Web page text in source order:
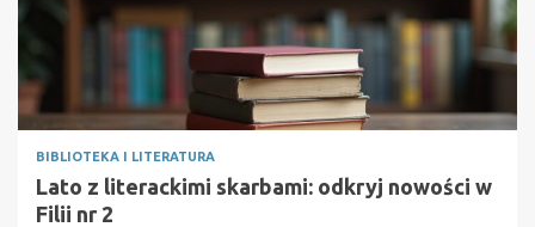
BIBLIOTEKA I LITERATURA
Lato z literackimi skarbami: odkryj nowości w
Filii nr 2